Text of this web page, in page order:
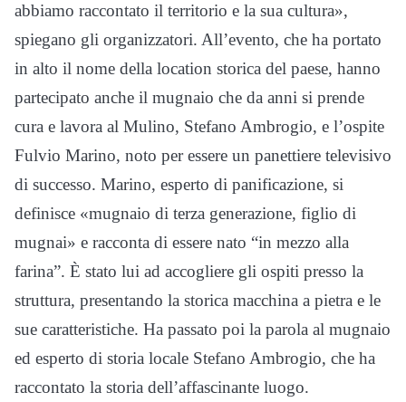
abbiamo raccontato il territorio e la sua cultura»,
spiegano gli organizzatori. All’evento, che ha portato
in alto il nome della location storica del paese, hanno
partecipato anche il mugnaio che da anni si prende
cura e lavora al Mulino, Stefano Ambrogio, e l’ospite
Fulvio Marino, noto per essere un panettiere televisivo
di successo. Marino, esperto di panificazione, si
definisce «mugnaio di terza generazione, figlio di
mugnai» e racconta di essere nato “in mezzo alla
farina”. È stato lui ad accogliere gli ospiti presso la
struttura, presentando la storica macchina a pietra e le
sue caratteristiche. Ha passato poi la parola al mugnaio
ed esperto di storia locale Stefano Ambrogio, che ha
raccontato la storia dell’affascinante luogo.